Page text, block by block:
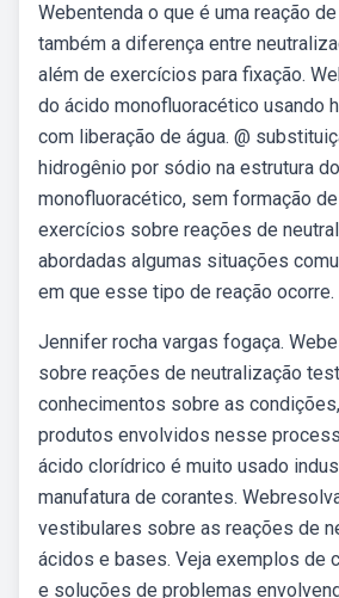
Webentenda o que é uma reação
também a diferença entre
além de exercícios para fixação.
do ácido monofluoracético usando
com liberação de água. @
hidrogênio por sódio na estrutura
monofluoracético, sem formação
exercícios sobre reações de
abordadas algumas situações
em que esse tipo de reação ocorre.
Jennifer rocha vargas fogaça.
sobre reações de neutralização
conhecimentos sobre as
produtos envolvidos nesse
ácido clorídrico é muito usado
manufatura de corantes.
vestibulares sobre as reações de
ácidos e bases. Veja exemplos de
e soluções de problemas